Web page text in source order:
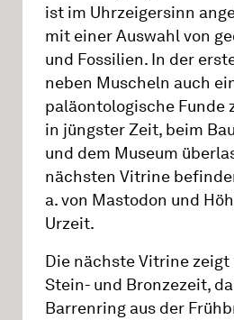
ist im Uhrzeigersinn
mit einer Auswahl von
und Fossilien. In der
neben Muscheln auch
paläontologische Funde
in jüngster Zeit, beim
und dem Museum
nächsten Vitrine
a. von Mastodon und
Urzeit.
Die nächste Vitrine zeigt
Stein- und Bronzezeit,
Barrenring aus der